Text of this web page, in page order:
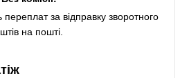
переплат за відправку зворотного
на пошті.